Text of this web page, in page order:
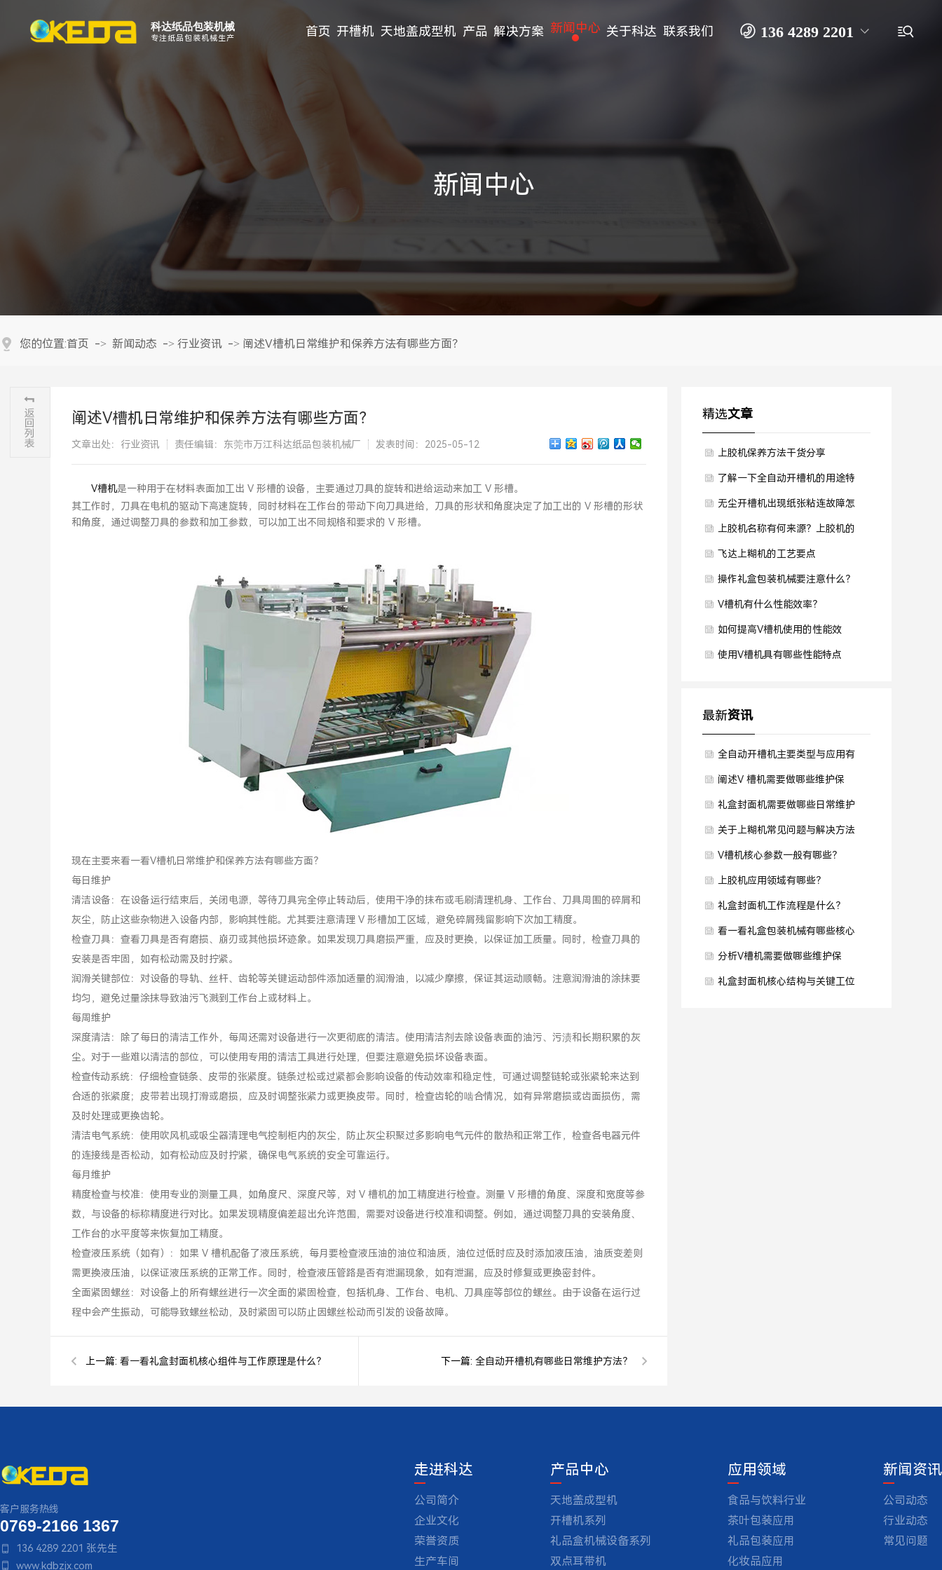
科达纸品包装机械
专注纸品包装机械生产 
大滚筒无尘开槽机
 136 4289 2201
首页 开槽机 天地盖成型机 产品
双点耳带机
全自动皮壳机系列
其它机械设备
圆罐机系列
解决方案
化妆品应用
电子产品行业
电商物流
新闻中心 关于科达
生产车间
联系我们
新闻中心
您的位置:首页 -> 新闻动态 -> 行业资讯 -> 阐述V槽机日常维护和保养方法有哪些方面？
阐述V槽机日常维护和保养方法有哪些方面？
文章出处：行业资讯 责任编辑：东莞市万江科达纸品包装机械厂 发表时间：2025-05-12
V槽机是一种用于在材料表面加工出 V 形槽的设备，主要通过刀具的旋转和进给运动来加工 V 形槽。
其工作时，刀具在电机的驱动下高速旋转，同时材料在工作台的带动下向刀具进给，刀具的形状和角度决定了加工出的 V 形槽的形状
和角度，通过调整刀具的参数和加工参数，可以加工出不同规格和要求的 V 形槽。
现在主要来看一看V槽机日常维护和保养方法有哪些方面？
每日维护
清洁设备：在设备运行结束后，关闭电源，等待刀具完全停止转动后，使用干净的抹布或毛刷清理机身、工作台、刀具周围的碎屑和
灰尘，防止这些杂物进入设备内部，影响其性能。尤其要注意清理 V 形槽加工区域，避免碎屑残留影响下次加工精度。
检查刀具：查看刀具是否有磨损、崩刃或其他损坏迹象。如果发现刀具磨损严重，应及时更换，以保证加工质量。同时，检查刀具的
安装是否牢固，如有松动需及时拧紧。
润滑关键部位：对设备的导轨、丝杆、齿轮等关键运动部件添加适量的润滑油，以减少摩擦，保证其运动顺畅。注意润滑油的涂抹要
均匀，避免过量涂抹导致油污飞溅到工作台上或材料上。
每周维护
深度清洁：除了每日的清洁工作外，每周还需对设备进行一次更彻底的清洁。使用清洁剂去除设备表面的油污、污渍和长期积累的灰
尘。对于一些难以清洁的部位，可以使用专用的清洁工具进行处理，但要注意避免损坏设备表面。
检查传动系统：仔细检查链条、皮带的张紧度。链条过松或过紧都会影响设备的传动效率和稳定性，可通过调整链轮或张紧轮来达到
合适的张紧度；皮带若出现打滑或磨损，应及时调整张紧力或更换皮带。同时，检查齿轮的啮合情况，如有异常磨损或齿面损伤，需
及时处理或更换齿轮。
清洁电气系统：使用吹风机或吸尘器清理电气控制柜内的灰尘，防止灰尘积聚过多影响电气元件的散热和正常工作，检查各电器元件
的连接线是否松动，如有松动应及时拧紧，确保电气系统的安全可靠运行。
每月维护
精度检查与校准：使用专业的测量工具，如角度尺、深度尺等，对 V 槽机的加工精度进行检查。测量 V 形槽的角度、深度和宽度等参
数，与设备的标称精度进行对比。如果发现精度偏差超出允许范围，需要对设备进行校准和调整。例如，通过调整刀具的安装角度、
工作台的水平度等来恢复加工精度。
检查液压系统（如有）：如果 V 槽机配备了液压系统，每月要检查液压油的油位和油质，油位过低时应及时添加液压油，油质变差则
需更换液压油，以保证液压系统的正常工作。同时，检查液压管路是否有泄漏现象，如有泄漏，应及时修复或更换密封件。
全面紧固螺丝：对设备上的所有螺丝进行一次全面的紧固检查，包括机身、工作台、电机、刀具座等部位的螺丝。由于设备在运行过
程中会产生振动，可能导致螺丝松动，及时紧固可以防止因螺丝松动而引发的设备故障。
上一篇: 看一看礼盒封面机核心组件与工作原理是什么？ 下一篇: 全自动开槽机有哪些日常维护方法？
精选文章
上胶机保养方法干货分享
了解一下全自动开槽机的用途特
点是什么？
无尘开槽机出现纸张粘连故障怎
么办？
上胶机名称有何来源？上胶机的
发展史
飞达上糊机的工艺要点
操作礼盒包装机械要注意什么？
V槽机有什么性能效率？
如何提高V槽机使用的性能效
率？
使用V槽机具有哪些性能特点
最新资讯
全自动开槽机主要类型与应用有
哪些？
阐述V 槽机需要做哪些维护保
养？
礼盒封面机需要做哪些日常维护
保养？
关于上糊机常见问题与解决方法
是什么？
V槽机核心参数一般有哪些？
上胶机应用领域有哪些？
礼盒封面机工作流程是什么？
看一看礼盒包装机械有哪些核心
设备分类？
分析V槽机需要做哪些维护保
养？
礼盒封面机核心结构与关键工位
客户服务热线
0769-2166 1367
 136 4289 2201 张先生
 www.kdbzjx.com
走进科达
公司简介
企业文化
荣誉资质
生产车间
产品中心
天地盖成型机
开槽机系列
礼品盒机械设备系列
双点耳带机
应用领域
食品与饮料行业
茶叶包装应用
礼品包装应用
化妆品应用
新闻资讯
公司动态
行业动态
常见问题